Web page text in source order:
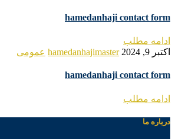
hamedanhaji contact form
ادامه مطلب
اکتبر 9, 2024
hamedanhajimaster عمومی
hamedanhaji contact form
ادامه مطلب
درباره ما